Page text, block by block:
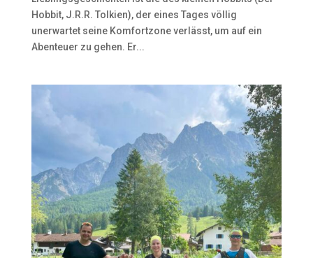
Hobbit, J.R.R. Tolkien), der eines Tages völlig
unerwartet seine Komfortzone verlässt, um auf ein
Abenteuer zu gehen. Er...